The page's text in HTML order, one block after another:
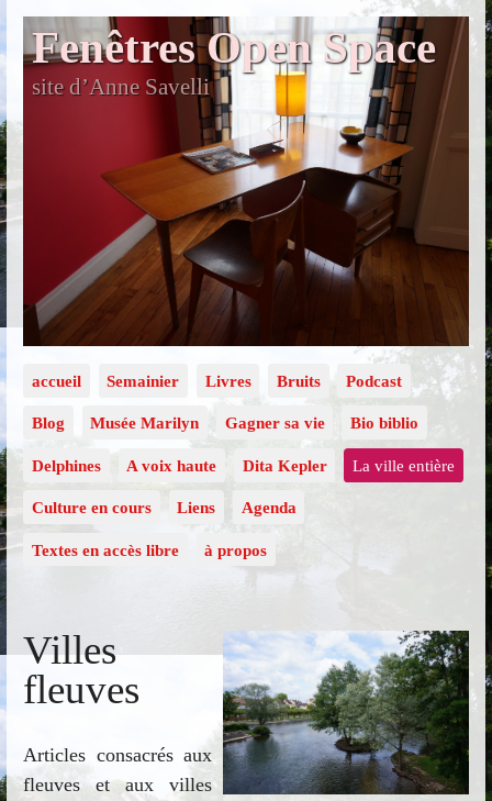
Fenêtres Open Space
site d’Anne Savelli
accueil Semainier Livres Bruits Podcast
Blog Musée Marilyn Gagner sa vie Bio biblio
Delphines A voix haute Dita Kepler La ville entière
Culture en cours Liens Agenda
Textes en accès libre à propos
Villes
fleuves
Articles consacrés aux
fleuves et aux villes